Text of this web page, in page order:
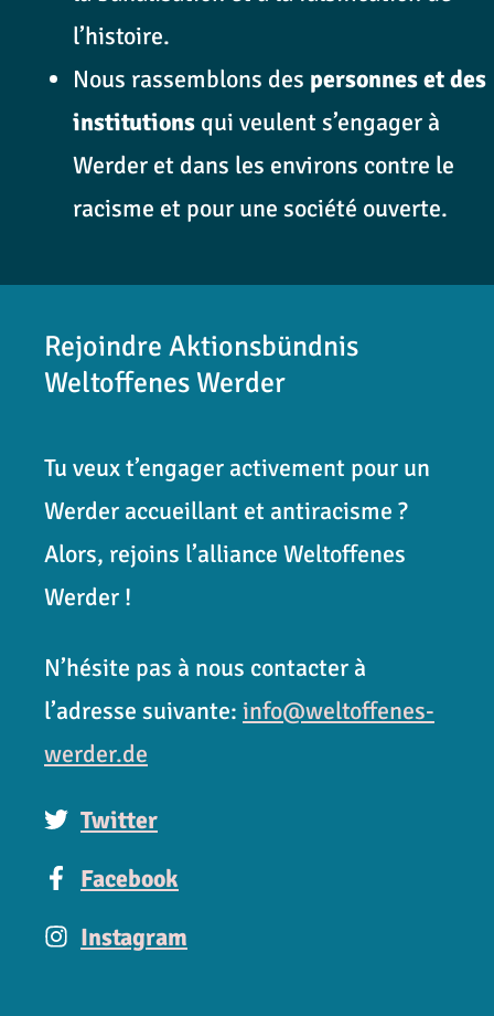
l’histoire.
Nous rassemblons des personnes et des
institutions qui veulent s’engager à
Werder et dans les environs contre le
racisme et pour une société ouverte.
Rejoindre Aktionsbündnis
Weltoffenes Werder
Tu veux t’engager activement pour un
Werder accueillant et antiracisme ?
Alors, rejoins l’alliance Weltoffenes
Werder !
N’hésite pas à nous contacter à
l’adresse suivante: info@weltoffenes-
werder.de
Twitter
Facebook
Instagram